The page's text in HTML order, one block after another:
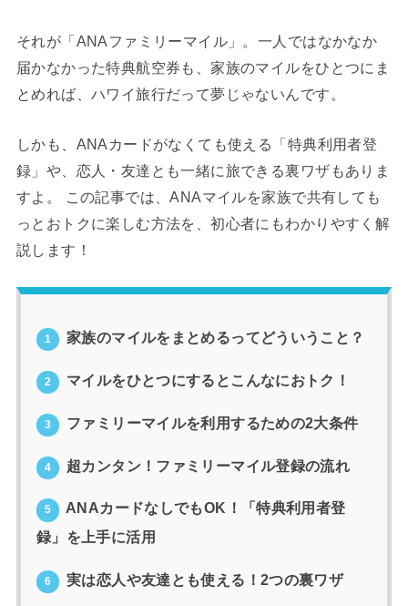
それが「ANAファミリーマイル」。一人ではなかなか
届かなかった特典航空券も、家族のマイルをひとつにま
とめれば、ハワイ旅行だって夢じゃないんです。
しかも、ANAカードがなくても使える「特典利用者登
録」や、恋人・友達とも一緒に旅できる裏ワザもありま
すよ。 この記事では、ANAマイルを家族で共有しても
っとおトクに楽しむ方法を、初心者にもわかりやすく解
説します！
1 家族のマイルをまとめるってどういうこと？
2 マイルをひとつにするとこんなにおトク！
3 ファミリーマイルを利用するための2大条件
4 超カンタン！ファミリーマイル登録の流れ
5
ANAカードなしでもOK！「特典利用者登
録」を上手に活用
6 実は恋人や友達とも使える！2つの裏ワザ